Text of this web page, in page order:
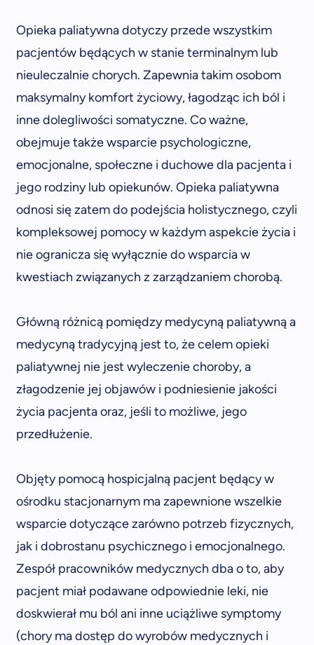
Opieka paliatywna dotyczy przede wszystkim
pacjentów będących w stanie terminalnym lub
nieuleczalnie chorych. Zapewnia takim osobom
maksymalny komfort życiowy, łagodząc ich ból i
inne dolegliwości somatyczne. Co ważne,
obejmuje także wsparcie psychologiczne,
emocjonalne, społeczne i duchowe dla pacjenta i
jego rodziny lub opiekunów. Opieka paliatywna
odnosi się zatem do podejścia holistycznego, czyli
kompleksowej pomocy w każdym aspekcie życia i
nie ogranicza się wyłącznie do wsparcia w
kwestiach związanych z zarządzaniem chorobą.
Główną różnicą pomiędzy medycyną paliatywną a
medycyną tradycyjną jest to, że celem opieki
paliatywnej nie jest wyleczenie choroby, a
złagodzenie jej objawów i podniesienie jakości
życia pacjenta oraz, jeśli to możliwe, jego
przedłużenie.
Objęty pomocą hospicjalną pacjent będący w
ośrodku stacjonarnym ma zapewnione wszelkie
wsparcie dotyczące zarówno potrzeb fizycznych,
jak i dobrostanu psychicznego i emocjonalnego.
Zespół pracowników medycznych dba o to, aby
pacjent miał podawane odpowiednie leki, nie
doskwierał mu ból ani inne uciążliwe symptomy
(chory ma dostęp do wyrobów medycznych i